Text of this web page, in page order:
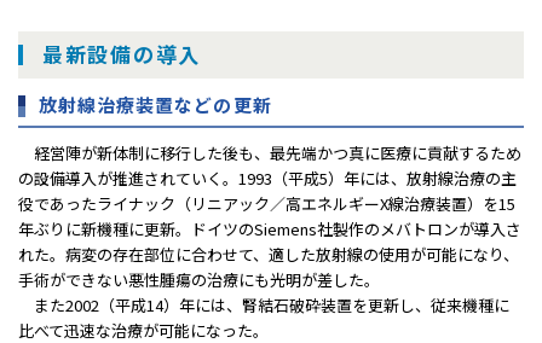
最新設備の導入
放射線治療装置などの更新
経営陣が新体制に移行した後も、最先端かつ真に医療に貢献するため
の設備導入が推進されていく。1993（平成5）年には、放射線治療の主
役であったライナック（リニアック／高エネルギーX線治療装置）を15
年ぶりに新機種に更新。ドイツのSiemens社製作のメバトロンが導入さ
れた。病変の存在部位に合わせて、適した放射線の使用が可能になり、
手術ができない悪性腫瘍の治療にも光明が差した。
また2002（平成14）年には、腎結石破砕装置を更新し、従来機種に
比べて迅速な治療が可能になった。